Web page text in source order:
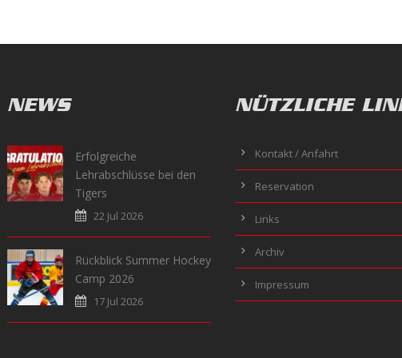
NEWS
Erfolgreiche
Lehrabschlüsse bei den
Tigers
22 Jul 2026
Rückblick Summer Hockey
Camp 2026
17 Jul 2026
NÜTZLICHE
Kontakt / Anfahrt
Reservation
Links
Archiv
Impressum